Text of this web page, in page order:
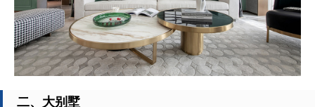
二、大别墅